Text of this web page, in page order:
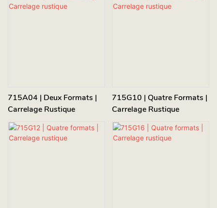
715A04 | Deux Formats |
Carrelage Rustique
715G10 | Quatre Formats |
Carrelage Rustique